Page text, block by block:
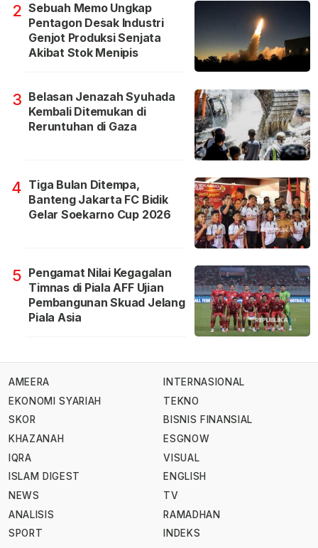
2 Sebuah Memo Ungkap
Pentagon Desak Industri
Genjot Produksi Senjata
Akibat Stok Menipis
3 Belasan Jenazah Syuhada
Kembali Ditemukan di
Reruntuhan di Gaza
4 Tiga Bulan Ditempa,
Banteng Jakarta FC Bidik
Gelar Soekarno Cup 2026
5 Pengamat Nilai Kegagalan
Timnas di Piala AFF Ujian
Pembangunan Skuad Jelang
Piala Asia
AMEERA
EKONOMI SYARIAH
SKOR
KHAZANAH
IQRA
ISLAM DIGEST
NEWS
ANALISIS
SPORT
INTERNASIONAL
TEKNO
BISNIS FINANSIAL
ESGNOW
VISUAL
ENGLISH
TV
RAMADHAN
INDEKS